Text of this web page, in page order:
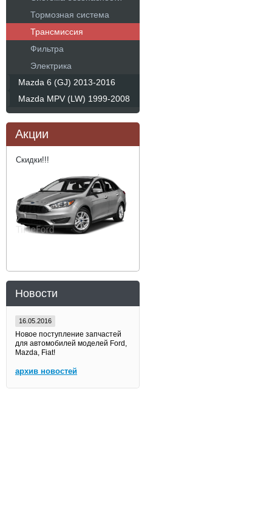
Тормозная система
Трансмиссия
Фильтра
Электрика
Mazda 6 (GJ) 2013-2016
Mazda MPV (LW) 1999-2008
Акции
Скидки!!!
Новости
16.05.2016
Новое поступление запчастей
для автомобилей моделей Ford,
Mazda, Fiat!
архив новостей